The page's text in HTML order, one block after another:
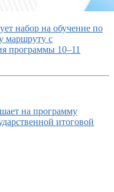
набор на обучение по
маршруту с
программы 10–11
на программу
итоговой